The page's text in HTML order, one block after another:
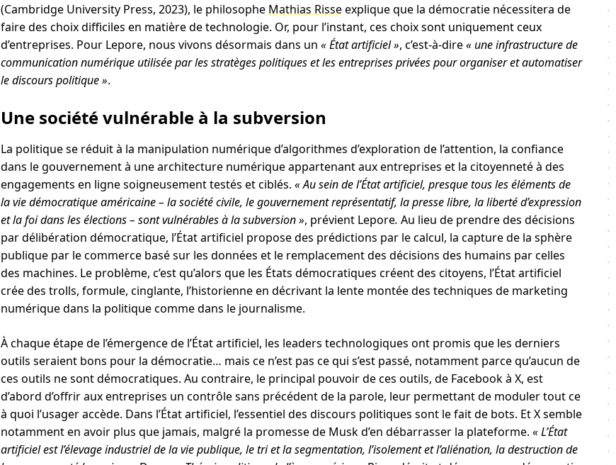
(Cambridge University Press, 2023), le philosophe Mathias Risseexplique que la démocratie nécessitera de
faire des choix difficiles en matière de technologie. Or, pour l’instant, ces choix sont uniquement ceux
d’entreprises. Pour Lepore, nous vivons désormais dans un « État artificiel », c’est-à-dire« une infrastructure de
communication numérique utilisée par les stratèges politiques et les entreprises privées pour organiser et automatiser
le discours politique ».
Une société vulnérable à la subversion
La politique se réduit à la manipulation numérique d’algorithmes d’exploration de l’attention, la confiance
dans le gouvernement à une architecture numérique appartenant aux entreprises et la citoyenneté à des
engagements en ligne soigneusement testés et ciblés. « Au sein de l’État artificiel, presque tous les éléments de
la vie démocratique américaine – la société civile, le gouvernement représentatif, la presse libre, la liberté d’expression
et la foi dans les élections – sont vulnérables à la subversion », prévient Lepore. Au lieu de prendre des décisions
par délibération démocratique, l’État artificiel propose des prédictions par le calcul, la capture de la sphère
publique par le commerce basé sur les données et le remplacement des décisions des humains par celles
des machines. Le problème, c’est qu’alors que les États démocratiques créent des citoyens, l’État artificiel
crée des trolls, formule, cinglante, l’historienne en décrivant la lente montée des techniques de marketing
numérique dans la politique comme dans le journalisme.
À chaque étape de l’émergence de l’État artificiel, les leaders technologiques ont promis que les derniers
outils seraient bons pour la démocratie… mais ce n’est pas ce qui s’est passé, notamment parce qu’aucun de
ces outils ne sont démocratiques. Au contraire, le principal pouvoir de ces outils, de Facebook à X, est
d’abord d’offrir aux entreprises un contrôle sans précédent de la parole, leur permettant de moduler tout ce
à quoi l’usager accède. Dans l’État artificiel, l’essentiel des discours politiques sont le fait de bots. Et X semble
notamment en avoir plus que jamais, malgré la promesse de Musk d’en débarrasser la plateforme. « L’État
artificiel est l’élevage industriel de la vie publique, le tri et la segmentation, l’isolement et l’aliénation, la destruction de